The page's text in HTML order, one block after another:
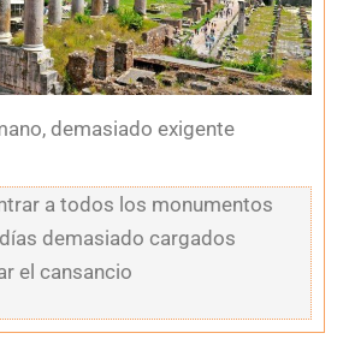
demasiado exigente
a todos los monumentos
demasiado cargados
el cansancio